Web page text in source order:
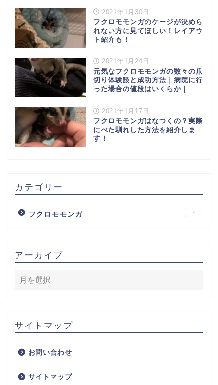
2021年1月30日
フクロモモンガのケージが決めら
れない方に見てほしい！レイアウ
ト紹介も！
2021年1月24日
元気なフクロモモンガの数々の爪
切り体験談と成功方法｜病院に行
った場合の値段はいくらか｜
2021年1月17日
フクロモモンガはなつくの？実際
にべた馴れした方法を紹介しま
す！
カテゴリー
フクロモモンガ 7
アーカイブ
サイトマップ
お問い合わせ
サイトマップ